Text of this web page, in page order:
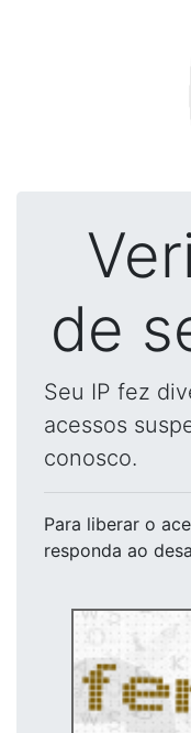
de
Seu IP fez
acessos
conosco.
Para liberar o
responda ao